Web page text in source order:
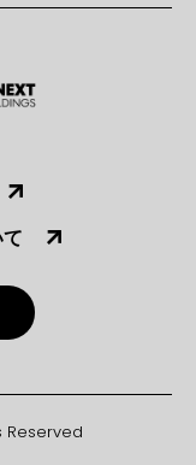
Reserved